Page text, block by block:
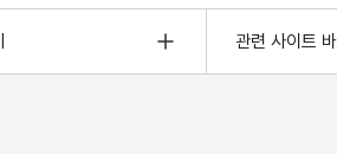
관련 사이트 바